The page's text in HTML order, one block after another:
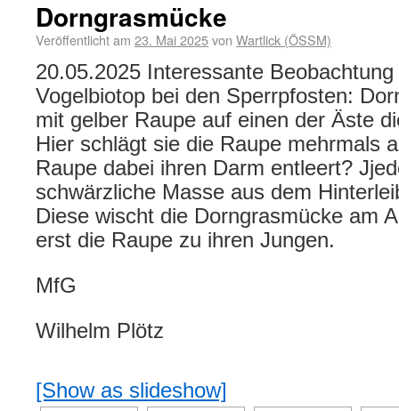
Dorngrasmücke
Veröffentlicht am 23. Mai 2025von Wartlick (ÖSSM)
20.05.2025 Interessante
Vogelbiotop bei den Sperrpfosten:
mit gelber Raupe auf einen der Äste
Hier schlägt sie die Raupe mehrmals
Raupe dabei ihren Darm entleert?
schwärzliche Masse aus dem
Diese wischt die Dorngrasmücke am
erst die Raupe zu ihren Jungen.
MfG
Wilhelm Plötz
[Show as slideshow]